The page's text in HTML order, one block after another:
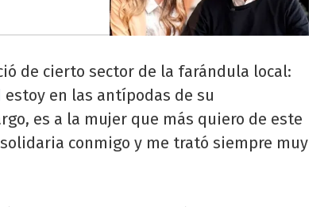
de cierto sector de la farándula local:
estoy en las antípodas de su
es a la mujer que más quiero de este
conmigo y me trató siempre muy